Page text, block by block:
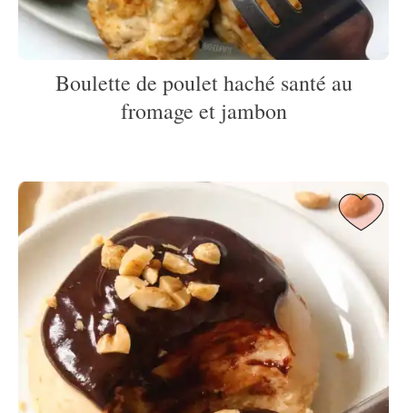
Boulette de poulet haché santé au
fromage et jambon